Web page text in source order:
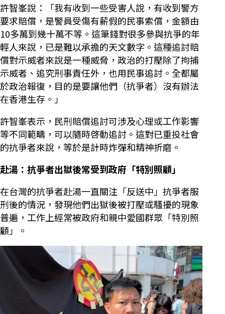
許智峯說：「我有收到一些受害人說，有收到警方
要求賠償，是警員受傷有薪假的民事索償，金額由
10多萬到幾十萬不等。這筆錢對很多參與抗爭的年
輕人來說，已是難以承擔的天文數字。這種追討賠
償對示威者來說是一種威脅，政治的打壓除了拘捕
示威者、追究刑事責任外，也用民事追討。全都屬
於政治報復，目的是要讓他們（抗爭者）沒有辦法
在香港生存。」
許智峯表示，民刑賠償追討可涉及心理或工作影響
等不同範疇，可以隨時啓動追討。這對已重投社會
的抗爭者來說，等於是計時炸彈和精神折磨。
赴湯：抗爭者出獄後常受到政府「特別照顧」
在台灣的抗爭者赴湯一直關注「反送中」抗爭者服
刑後的情況，發現他們出獄後被打壓或騷擾的現象
普遍，工作上經常被政府和親中愛國群眾「特別照
顧」。